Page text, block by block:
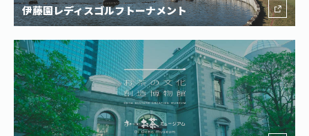
伊藤園レディスゴルフトーナメント